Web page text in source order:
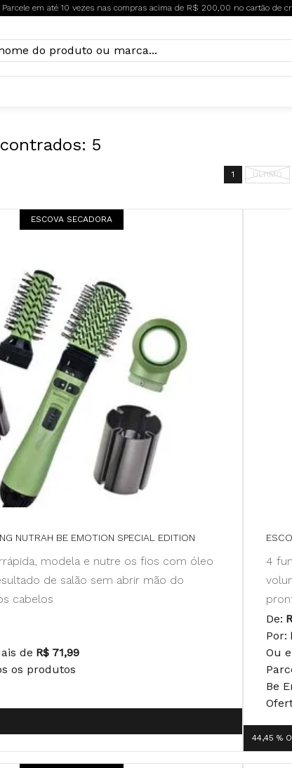
Parcele em até 10 vezes nas compras acima de R$ 200,00 no cartão de
5
1 ÚLTIMO
ESCOVA SECADORA
NUTRAH BE EMOTION SPECIAL EDITION
modela e nutre os fios com óleo
de salão sem abrir mão do
cabelos
de R$ 71,99
os produtos
4
De:
Por:
Ou
Be
44,45 %